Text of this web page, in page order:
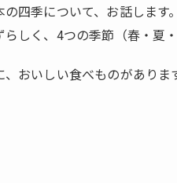
四季について、お話します。
らしく、4つの季節（春・夏
、おいしい食べものがありま